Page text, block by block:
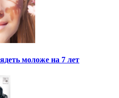
моложе на 7 лет